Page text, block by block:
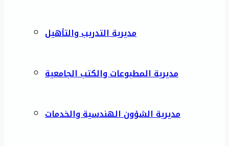
مديرية التدريب والتأهيل
مديرية المطبوعات والكتب الجامعية
مديرية الشؤون الهندسية والخدمات